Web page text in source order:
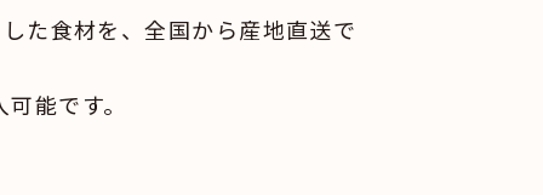
た食材を、全国から産地直送で
能です。